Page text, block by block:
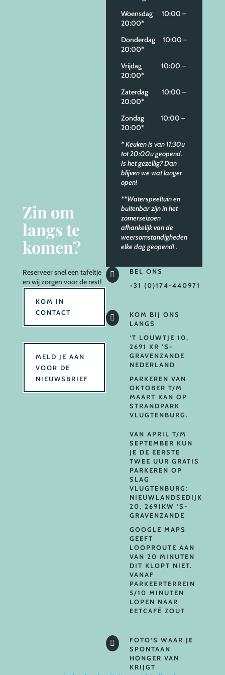
Zin om
langs te
komen?
Reserveersnel een tafeltje
en wij zorgen voor de rest!
KOM IN
CONTACT
MELD JE AAN
VOOR DE
NIEUWSBRIEF
Woensdag 10:00 –
20:00*
Donderdag 10:00 –
20:00*
Vrijdag 10:00 –
20:00*
Zaterdag 10:00 –
20:00*
Zondag 10:00 –
20:00*
* Keuken is van 11:30u
tot 20:00u geopend.
Is het gezellig? Dan
blijven we wat langer
open!
**Waterspeeltuin en
buitenbar zijn in het
zomerseizoen
afhankelijk van de
weersomstandigheden
elke dag geopend!.

BEL ONS
+31 (0)174-440971

KOM BIJ ONS
LANGS
’T LOUWTJE 10,
2691 KR ‘S-
GRAVENZANDE
NEDERLAND
PARKEREN VAN
OKTOBER T/M
MAART KAN OP
STRANDPARK
VLUGTENBURG.
VAN APRIL T/M
SEPTEMBER KUN
JE DE EERSTE
TWEE UUR GRATIS
PARKEREN OP
SLAG
VLUGTENBURG:
NIEUWLANDSEDIJK
20, 2691KW ‘S-
GRAVENZANDE
GOOGLE MAPS
GEEFT
LOOPROUTE AAN
VAN 20 MINUTEN
DIT KLOPT NIET.
VANAF
PARKEERTERREIN
5/10 MINUTEN
LOPEN NAAR
EETCAFÉ ZOUT

FOTO’S WAAR JE
SPONTAAN
HONGER VAN
KRIJGT